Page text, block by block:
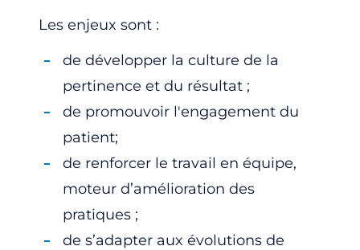
Les enjeux sont :
de développer la culture de la
pertinence et du résultat ;
de promouvoir l'engagement du
patient;
de renforcer le travail en équipe,
moteur d’amélioration des
pratiques ;
de s’adapter aux évolutions de